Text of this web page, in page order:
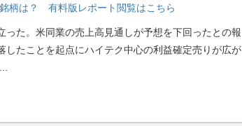
柄は？ 有料版レポート閲覧はこちら
た。米同業の売上高見通しが予想を下回ったとの報
たことを起点にハイテク中心の利益確定売りが広が